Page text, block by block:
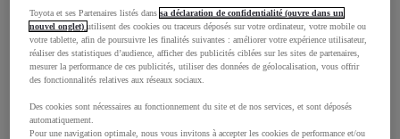
*TCO : Total Cost of Ownership = Coût total de possession du véhicule
Toyota et ses Partenaires listés danssa déclaration de confidentialité (ouvre dans un
nouvel onglet) utilisent des cookies ou traceurs déposés sur votre ordinateur, votre mobile ou
votre tablette, afin de poursuivre les finalités suivantes : améliorer votre expérience utilisateur,
réaliser des statistiques d’audience, afficher des publicités ciblées sur les sites de partenaires,
mesurer la performance de ces publicités, utiliser des données de géolocalisation, vous offrir
des fonctionnalités relatives aux réseaux sociaux.
Des cookies sont nécessaires au fonctionnement du site et de nos services, et sont déposés
automatiquement.
Pour une navigation optimale, nous vous invitons à accepter les cookies de performance et/ou